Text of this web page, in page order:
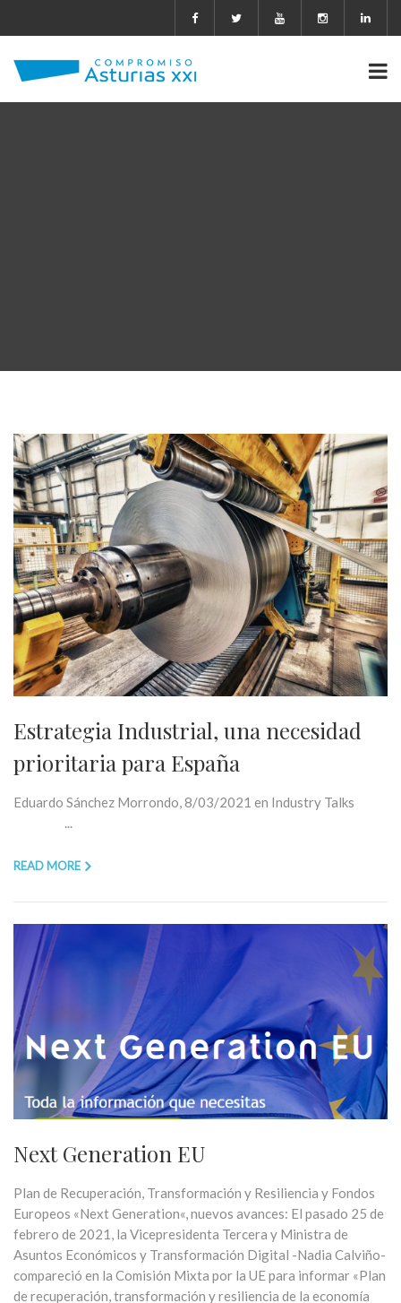
Estrategia Industrial, una necesidad
prioritaria para España
Eduardo Sánchez Morrondo, 8/03/2021 en Industry Talks
READ MORE
Next Generation EU
Plan de Recuperación, Transformación y Resiliencia y Fondos
Europeos «Next Generation«, nuevos avances: El pasado 25 de
febrero de 2021, la Vicepresidenta Tercera y Ministra de
Asuntos Económicos y Transformación Digital -Nadia Calviño-
compareció en la Comisión Mixta por la UE para informar «Plan
de recuperación, transformación y resiliencia de la economía